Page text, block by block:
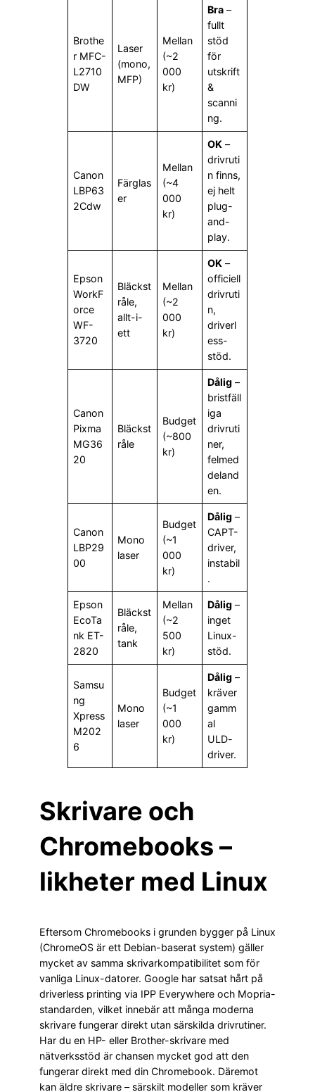
Brothe
r MFC-
L2710
DW
Laser
(mono,
MFP)
Mellan
(~2
000
kr)
Bra –
fullt
stöd
för
utskrift
&
scanni
ng.
Canon
LBP63
2Cdw
Färglas
er
Mellan
(~4
000
kr)
OK –
drivruti
n finns,
ej helt
plug-
and-
play.
Epson
WorkF
orce
WF-
3720
Bläckst
råle,
allt-i-
ett
Mellan
(~2
000
kr)
OK –
officiell
drivruti
n,
driverl
ess-
stöd.
Canon
Pixma
MG36
20
Bläckst
råle
Budget
(~800
kr)
Dålig –
bristfäll
iga
drivruti
ner,
felmed
deland
en.
Canon
LBP29
00
Mono
laser
Budget
(~1
000
kr)
Dålig –
CAPT-
driver,
instabil
.
Epson
EcoTa
nk ET-
2820
Bläckst
råle,
tank
Mellan
(~2
500
kr)
Dålig –
inget
Linux-
stöd.
Samsu
ng
Xpress
M202
6
Mono
laser
Budget
(~1
000
kr)
Dålig –
kräver
gamm
al
ULD-
driver.
Skrivare och
Chromebooks –
likheter med Linux
Eftersom Chromebooks i grunden bygger på Linux
(ChromeOS är ett Debian-baserat system) gäller
mycket av samma skrivarkompatibilitet som för
vanliga Linux-datorer. Google har satsat hårt på
driverless printing via IPP Everywhere och Mopria-
standarden, vilket innebär att många moderna
skrivare fungerar direkt utan särskilda drivrutiner.
Har du en HP- eller Brother-skrivare med
nätverksstöd är chansen mycket god att den
fungerar direkt med din Chromebook. Däremot
kan äldre skrivare – särskilt modeller som kräver